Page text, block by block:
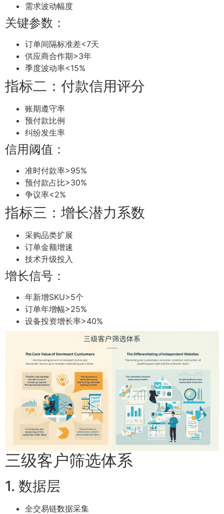
需求波动幅度
关键参数：
订单间隔标准差<7天
供应商合作期>3年
季度波动率<15%
指标二：付款信用评分
账期遵守率
预付款比例
纠纷发生率
信用阈值：
准时付款率>95%
预付款占比>30%
争议率<2%
指标三：增长潜力系数
采购品类扩展
订单金额增速
技术升级投入
增长信号：
年新增SKU>5个
订单年增幅>25%
设备投资增长率>40%
三级客户筛选体系
1. 数据层
全交易链数据采集